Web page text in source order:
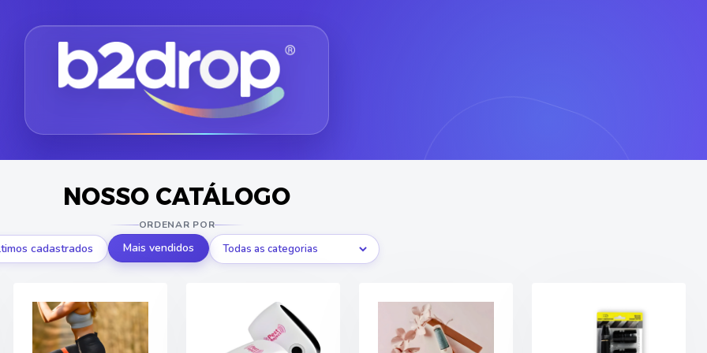
NOSSO CATÁLOGO
ORDENAR POR
cadastrados Mais vendidos